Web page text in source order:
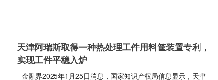
天津阿瑞斯取得一种热处理工件用料筐装置专利，
实现工件平稳入炉
金融界2025年1月25日消息，国家知识产权局信息显示，天津